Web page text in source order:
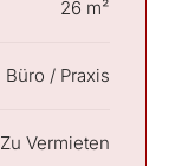
26 m²
Büro / Praxis
Zu Vermieten